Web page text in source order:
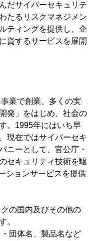
だサイバーセキュリテ
たるリスクマネジメン
ティングを提供し、企
資するサービスを展開
業で創業、多くの実
発」をはじめ、社会の
。1995年にはいち早
現在ではサイバーセキ
ニーとして、官公庁・
セキュリティ技術を駆
ションサービスを提供
の国内及びその他の
。
団体名、製品名など